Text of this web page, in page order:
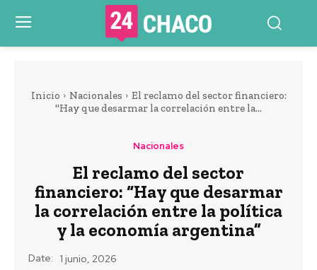
Inicio Nacionales
El reclamo del sector financiero:
"Hay que desarmar la correlación entre la...
Nacionales
El reclamo del sector
financiero: “Hay que desarmar
la correlación entre la política
y la economía argentina”
Date: 1 junio, 2026